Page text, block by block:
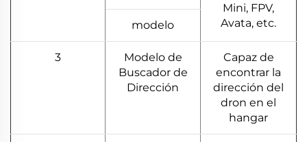
Mini, FPV,
Avata, etc.
modelo
3
Modelo de
Buscador de
Dirección
Capaz de
encontrar la
dirección del
dron en el
hangar